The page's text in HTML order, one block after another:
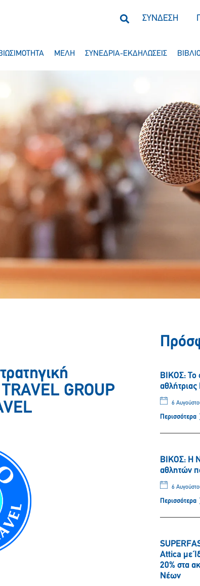
ΣΥΝΔΕΣΗ
ΜΕΛΗ ΣΥΝΕΔΡΙΑ-ΕΚΔΗΛΩΣΕΙΣ
GROUP
ΒΙΚΟΣ: Το
6
Περισσότερα
ΒΙΚΟΣ: Η
αθλητών
6
Περισσότερα
Attica με
20% στα
Νέων